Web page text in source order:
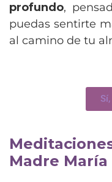
profundo,
puedas sentirte
al camino de tu
Madre María